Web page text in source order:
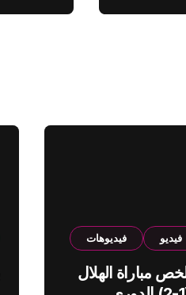
فيديو فيديوهات
مباراة الهلال